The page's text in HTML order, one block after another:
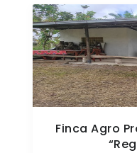
Finca Agro